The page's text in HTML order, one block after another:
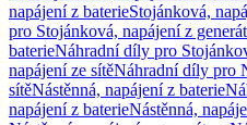
napájení z baterieStojánková,
pro Stojánková, napájení z
baterieNáhradní díly pro
napájení ze sítěNáhradní díly pro
sítěNástěnná, napájení z baterie
napájení z baterieNástěnná,